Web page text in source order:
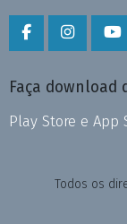
Faça download
Play Store e App
Todos os